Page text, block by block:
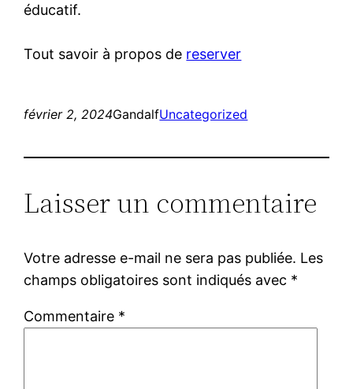
éducatif.
Tout savoir à propos de reserver
février 2, 2024GandalfUncategorized
Laisser un commentaire
Votre adresse e-mail ne sera pas publiée. Les
champs obligatoires sont indiqués avec *
Commentaire *